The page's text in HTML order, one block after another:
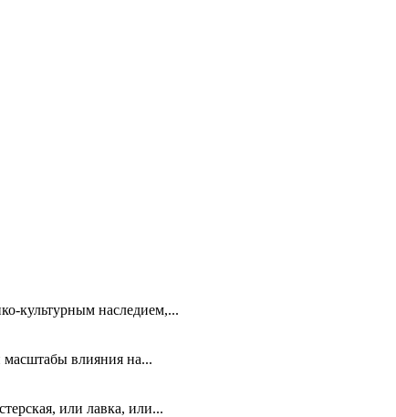
культурным наследием,...
масштабы влияния на...
или лавка, или...